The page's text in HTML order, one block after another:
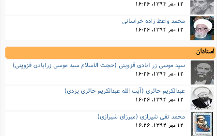
12 مهر 1394, 16:26
محمد واعظ زاده خراسانی
12 مهر 1394, 16:26
استادان
سید موسی زر آبادی قزوینی (حجت الاسلام سید موسی زرآبادی قزوینی)
12 مهر 1394, 16:26
عبدالکریم حائری (آیت الله عبدالکریم حائری یزدی)
12 مهر 1394, 16:26
محمد تقی شیرازی (میرزای شیرازی)
12 مهر 1394, 16:26